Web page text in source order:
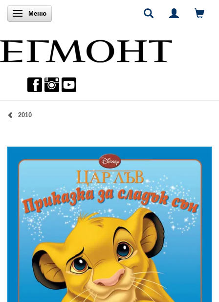
Включи навигацията
Меню
2010